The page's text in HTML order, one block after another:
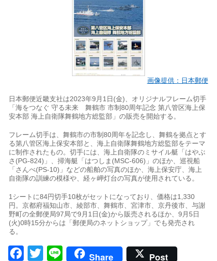
画像提供：日本郵便
日本郵便近畿支社は2023年9月1日(金)、オリジナルフレーム切手
「海をつなぐ 守る未来 舞鶴市 市制80周年記念 第八管区海上保
安本部 海上自衛隊舞鶴地方総監部」の販売を開始する。
フレーム切手は、舞鶴市の市制80周年を記念し、舞鶴を拠点とす
る第八管区海上保安本部と、海上自衛隊舞鶴地方総監部をテーマ
に制作されたもの。切手には、海上自衛隊のミサイル艇「はやぶ
さ(PG-824)」、掃海艇「はつしま(MSC-606)」のほか、巡視船
「さんべ(PS-10)」などの船舶の写真のほか、海上保安庁、海上
自衛隊の訓練の模様や、経ヶ岬灯台の写真が使用されている。
1シートに84円切手10枚がセットになっており、価格は1,330
円。京都府福知山市、綾部市、舞鶴市、宮津市、京丹後市、与謝
野町の全郵便局97局で9月1日(金)から販売されるほか、9月5日
(火)0時15分からは「郵便局のネットショップ」でも発売され
る。
Facebook
Twitter
LineShare Post